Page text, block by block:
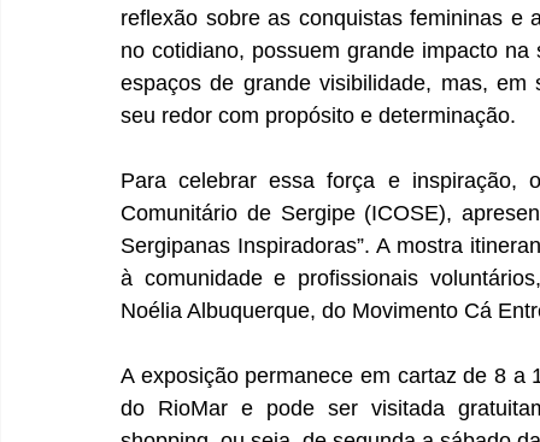
reflexão sobre as conquistas femininas e
no cotidiano, possuem grande impacto
espaços de grande visibilidade, mas,
seu redor com propósito e determinação.
Para celebrar essa força e inspiração,
Comunitário de Sergipe (ICOSE),
Sergipanas Inspiradoras”. A mostra
à comunidade e profissionais
Noélia Albuquerque, do Movimento Cá
A exposição permanece em cartaz de 8 a
do RioMar e pode ser visitada